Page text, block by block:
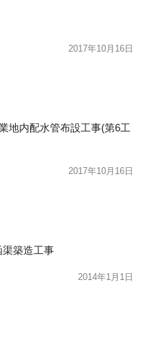
2017年10月16日
地内配水管布設工事(第6工
2017年10月16日
渠築造工事
2014年1月1日